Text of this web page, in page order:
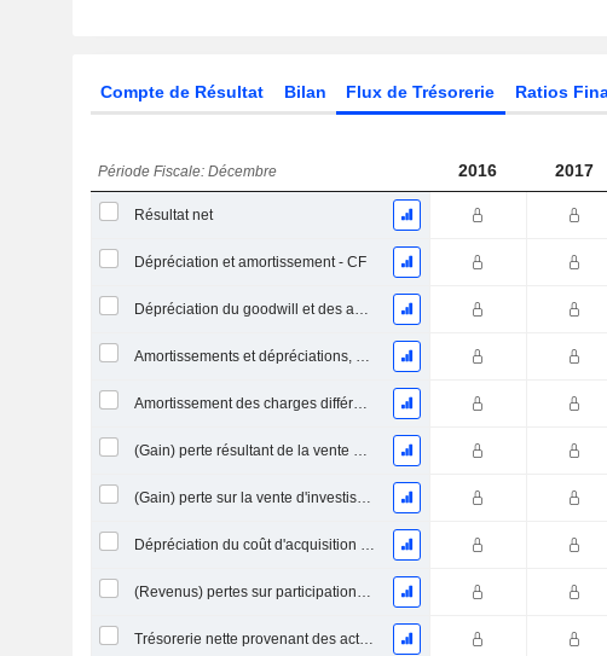
Compte de Résultat Bilan Flux de Trésorerie Ratios
Période Fiscale: Décembre 2016 2017
Résultat net
Dépréciation et amortissement - CF
Dépréciation du goodwill et des actifs intangibles
Amortissements et dépréciations, Total
Amortissement des charges différées, Total - (CF)
(Gain) perte résultant de la vente d'un actif
(Gain) perte sur la vente d'investissements - (CF)
Dépréciation du coût d'acquisition d'actifs et dépenses de restructuration
(Revenus) pertes sur participations - (CF)
Trésorerie nette provenant des activités abandonnées